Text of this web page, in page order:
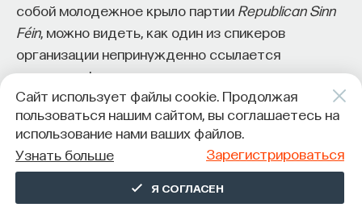
собой молодежное крыло партии Republican Sinn
Féin, можно видеть, как один из спикеров
организации непринужденно ссылается
на тексты фенианского цикла и говорит
об изучении ирландского языка и ирландской
истории как об одном из ключевых элементов
своей деятельности. Это, конечно, вовсе
не о Туата Де Дананн, но это показатель того, что
«аутентичные» ирландские тексты все еще
актуальны как инструмент политического
Сайт использует файлы cookie. Продолжая
пользоваться нашим сайтом, вы соглашаетесь на
использование нами ваших файлов.
Узнать больше
Зарегистрироваться
Я СОГЛАСЕН